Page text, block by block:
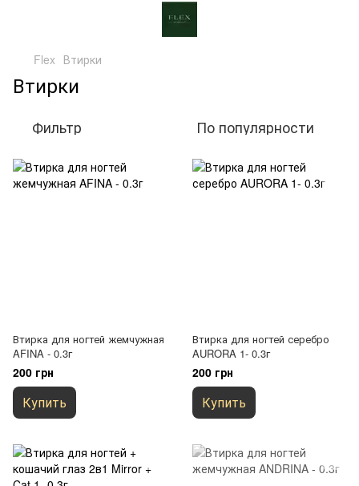
Flex Втирки
Втирки
Фильтр По популярности
Втирка для ногтей жемчужная
AFINA - 0.3г
200 грн
Купить
Втирка для ногтей серебро
AURORA 1- 0.3г
200 грн
Купить